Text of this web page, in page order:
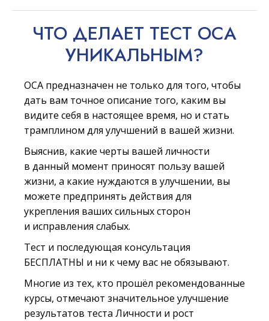
ЧТО ДЕЛАЕТ ТЕСТ ОСА
УНИКАЛЬНЫМ?
ОСА предназначен не только для того, чтобы
дать вам точное описание того, каким вы
видите себя в настоящее время, но и стать
трамплином для улучшений в вашей жизни.
Выяснив, какие черты вашей личности
в данный момент приносят пользу вашей
жизни, а какие нуждаются в улучшении, вы
можете предпринять действия для
укрепления ваших сильных сторон
и исправления слабых.
Тест и последующая консультация
БЕСПЛАТНЫ и ни к чему вас не обязывают.
Многие из тех, кто прошёл рекомендованные
курсы, отмечают значительное улучшение
результатов теста Личности и рост